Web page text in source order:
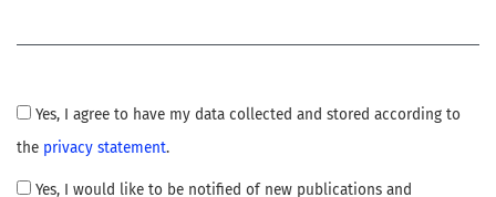
the privacy statement.